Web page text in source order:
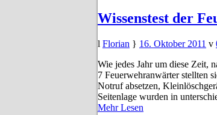
Wissenstest der
Florian 16. Oktober 2011
Wie jedes Jahr um diese Zeit,
7 Feuerwehranwärter stellten
Notruf absetzen,
Seitenlage wurden in
Mehr Lesen